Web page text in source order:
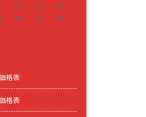
21 22
23
28 29
30
格表
格表